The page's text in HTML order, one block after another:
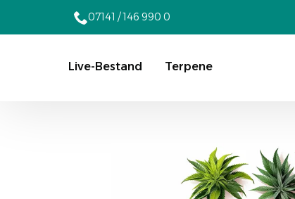
07141 / 146 990 0
Live-Bestand Terpene